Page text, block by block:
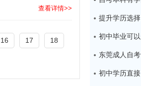
查看详情>>
16 17 18